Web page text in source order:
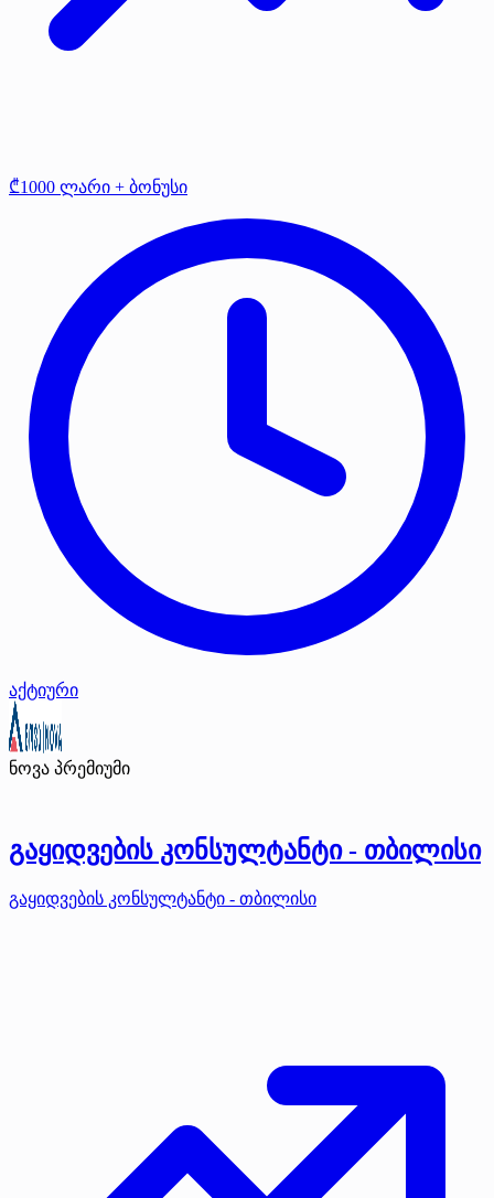
₾1000 ლარი + ბონუსი
აქტიური
ნოვა პრემიუმი
გაყიდვების კონსულტანტი - თბილისი
გაყიდვების კონსულტანტი - თბილისი